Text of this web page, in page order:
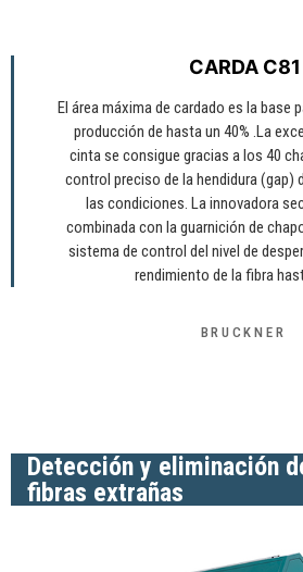
CARDA C81
El área máxima de cardado es la base
producción de hasta un 40% .La
cinta se consigue gracias a los 40
control preciso de la hendidura (gap)
las condiciones. La innovadora
combinada con la guarnición de
sistema de control del nivel de
rendimiento de la fibra
BRUCKNER
Detección y eliminación
fibras extrañas